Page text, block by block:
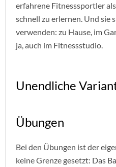
erfahrene Fitnesssportler
schnell zu erlernen. Und sie
verwenden: zu Hause, im
ja, auch im Fitnessstudio.
Unendliche
Übungen
Bei den Übungen ist der
keine Grenze gesetzt: Das